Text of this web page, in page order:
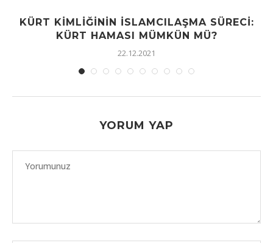
KÜRT KIMLIĞININ İSLAMCILAŞMA SÜRECI:
KÜRT HAMASI MÜMKÜN MÜ?
22.12.2021
YORUM YAP